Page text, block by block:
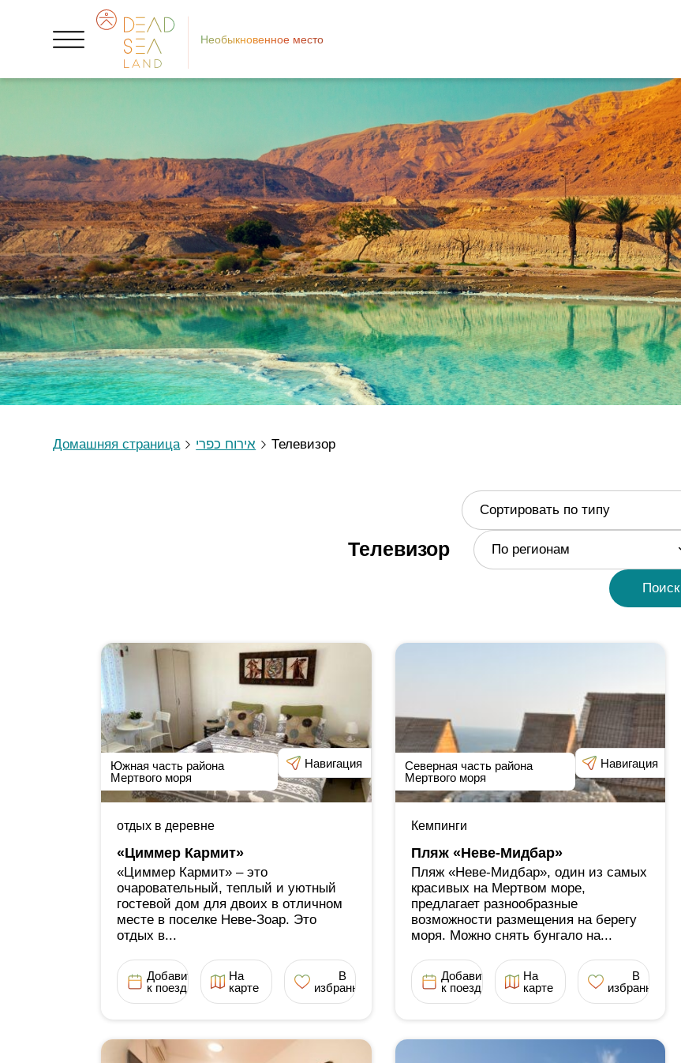
Необыкновенное место
Домашняя страница אירוח כפרי Телевизор
Телевизор
Сортировать по типу
По регионам
Поиск
Южная часть района
Мертвого моря
Навигация
отдых в деревне
«Циммер Кармит»
«Циммер Кармит» ‒ это
очаровательный, теплый и уютный
гостевой дом для двоих в отличном
месте в поселке Неве-Зоар. Это
отдых в...
Добавить
к поездке
На
карте
В
избранное
Северная часть района
Мертвого моря
Навигация
Кемпинги
Пляж «Неве-Мидбар»
Пляж «Неве-Мидбар», один из самых
красивых на Мертвом море,
предлагает разнообразные
возможности размещения на берегу
моря. Можно снять бунгало на...
Добавить
к поездке
На
карте
В
избранное